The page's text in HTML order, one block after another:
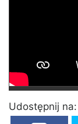
Udostępnij na: